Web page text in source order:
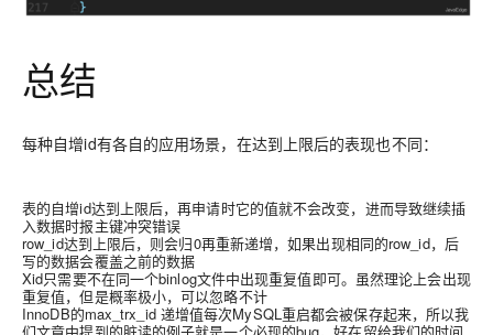
总结
每种自增id有各自的应用场景，在达到上限后的表现也不同：
表的自增id达到上限后，再申请时它的值就不会改变，进而导致继续插
入数据时报主键冲突错误
row_id达到上限后，则会归0再重新递增，如果出现相同的row_id，后
写的数据会覆盖之前的数据
Xid只需要不在同一个binlog文件中出现重复值即可。虽然理论上会出现
重复值，但是概率极小，可以忽略不计
InnoDB的max_trx_id 递增值每次MySQL重启都会被保存起来，所以我